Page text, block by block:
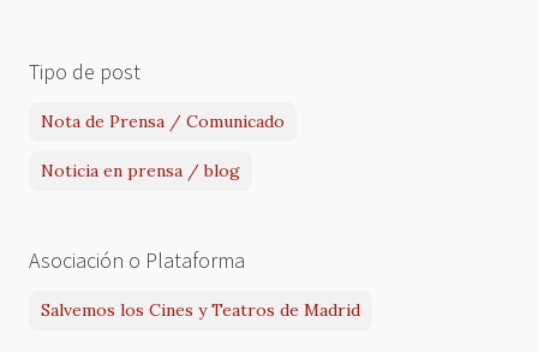
Tipo de post
Nota de Prensa / Comunicado
Noticia en prensa / blog
Asociación o Plataforma
Salvemos los Cines y Teatros de Madrid